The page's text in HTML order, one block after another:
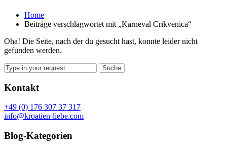
Home
Beiträge verschlagwortet mit „Karneval Crikvenica“
Oha! Die Seite, nach der du gesucht hast, konnte leider nicht
gefunden werden.
Kontakt
+49 (0) 176 307 37 317
info@kroatien-liebe.com
Blog-Kategorien